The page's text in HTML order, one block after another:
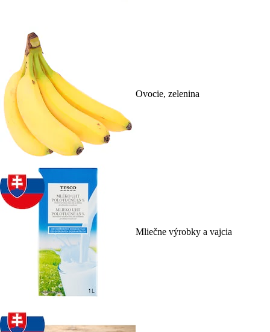
Ovocie, zelenina
Mliečne výrobky a vajcia